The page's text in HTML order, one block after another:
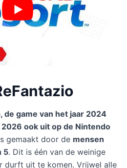
de game van het jaar 2024
ook uit op de Nintendo
gemaakt door de mensen
5. Dit is één van de weinige
durft uit te komen. Vrijwel alle